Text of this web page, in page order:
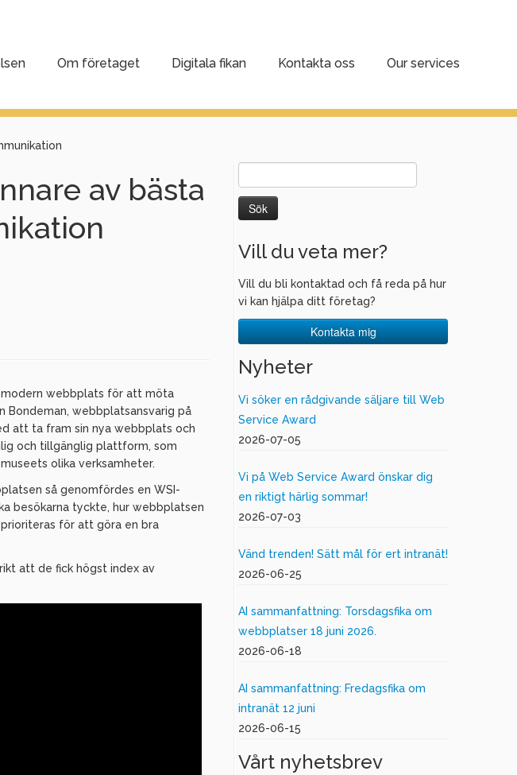
Om företaget Digitala fikan Kontakta oss
Our services
av bästa
modern webbplats för att möta
Bondeman, webbplatsansvarig på
att ta fram sin nya webbplats och
och tillgänglig plattform, som
olika verksamheter.
så genomfördes en WSI-
besökarna tyckte, hur webbplatsen
för att göra en bra
att de fick högst index av
efter:
Vill du veta mer?
Vill du bli kontaktad och få reda på hur
vi kan hjälpa ditt företag?
Kontakta mig
Nyheter
Vi söker en rådgivande säljare till Web
Service Award
2026-07-05
Vi på Web Service Award önskar dig
en riktigt härlig sommar!
2026-07-03
Vänd trenden! Sätt mål för ert intranät!
2026-06-25
AI sammanfattning: Torsdagsfika om
webbplatser 18 juni 2026.
2026-06-18
AI sammanfattning: Fredagsfika om
intranät 12 juni
2026-06-15
Vårt nyhetsbrev